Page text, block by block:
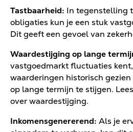
Tastbaarheid: In tegenstelling
obligaties kun je een stuk
Dit geeft een gevoel van
Waardestijging op lange
vastgoedmarkt fluctuaties
waarderingen historisch
op lange termijn te stijgen.
over waardestijging.
Inkomensgenererend: Als je